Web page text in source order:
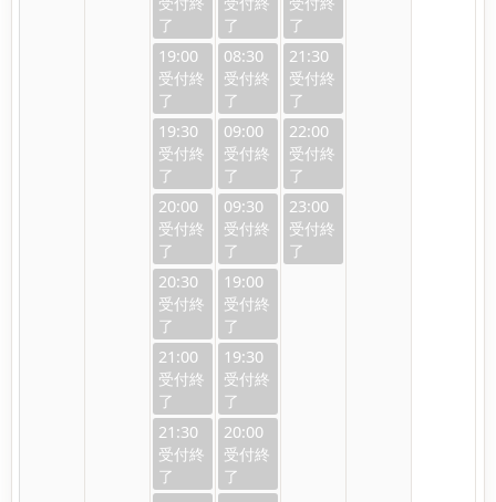
19:00
19:30
20:00
20:30
21:00
21:30
08:30
09:00
09:30
19:00
19:30
20:00
21:30
22:00
23:00